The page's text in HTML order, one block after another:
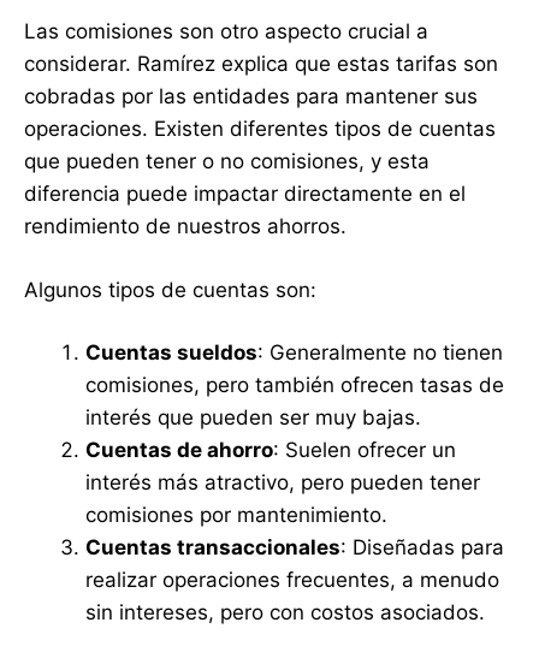
Las comisiones son otro aspecto crucial a
considerar. Ramírez explica que estas tarifas son
cobradas por las entidades para mantener sus
operaciones. Existen diferentes tipos de cuentas
que pueden tener o no comisiones, y esta
diferencia puede impactar directamente en el
rendimiento de nuestros ahorros.
Algunos tipos de cuentas son:
Cuentas sueldos: Generalmente no tienen
comisiones, pero también ofrecen tasas de
interés que pueden ser muy bajas.
Cuentas de ahorro: Suelen ofrecer un
interés más atractivo, pero pueden tener
comisiones por mantenimiento.
Cuentas transaccionales: Diseñadas para
realizar operaciones frecuentes, a menudo
sin intereses, pero con costos asociados.